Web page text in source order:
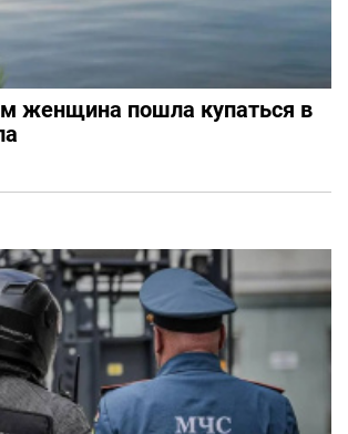
женщина пошла купаться в